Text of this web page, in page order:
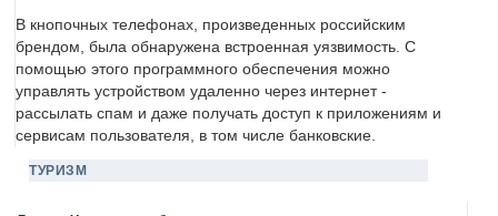
В кнопочных телефонах, произведенных российским
брендом, была обнаружена встроенная уязвимость. С
помощью этого программного обеспечения можно
управлять устройством удаленно через интернет -
рассылать спам и даже получать доступ к приложениям и
сервисам пользователя, в том числе банковские.
ТУРИЗМ